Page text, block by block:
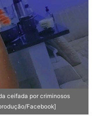
ceifada por criminosos
Facebook]